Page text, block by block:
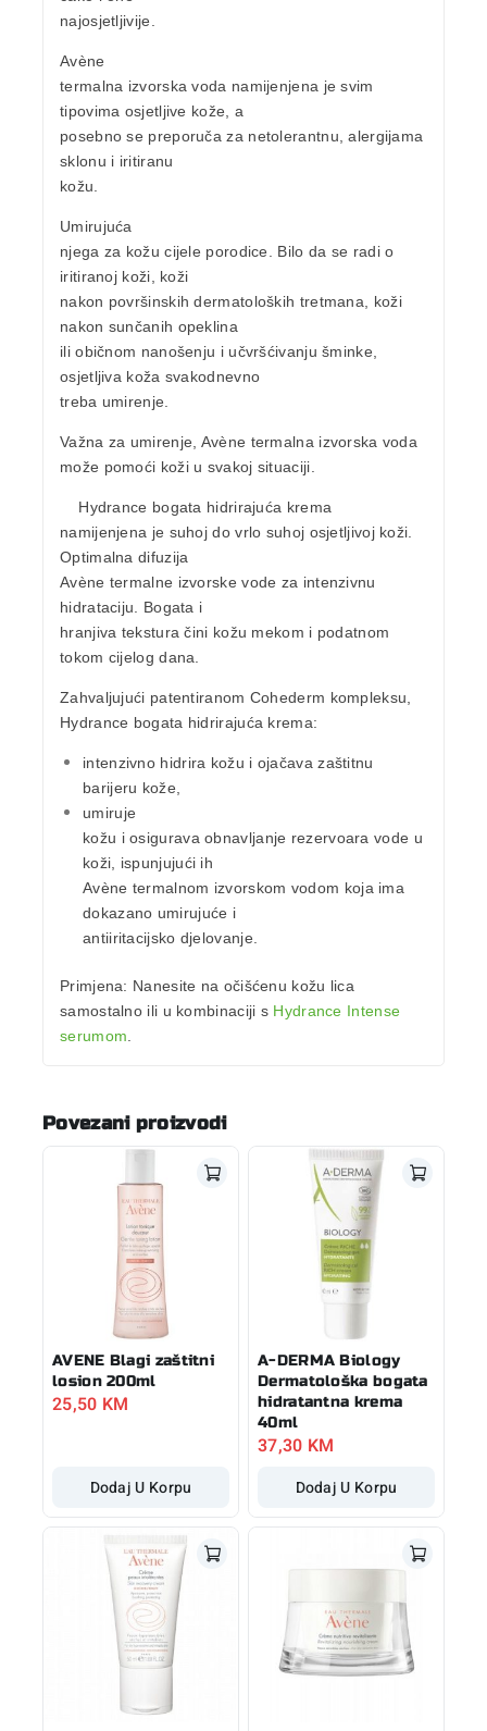
najosjetljivije.
Avène
termalna izvorska voda namijenjena je svim
tipovima osjetljive kože, a
posebno se preporuča za netolerantnu, alergijama
sklonu i iritiranu
kožu.
Umirujuća
njega za kožu cijele porodice. Bilo da se radi o
iritiranoj koži, koži
nakon površinskih dermatoloških tretmana, koži
nakon sunčanih opeklina
ili običnom nanošenju i učvršćivanju šminke,
osjetljiva koža svakodnevno
treba umirenje.
Važna za umirenje, Avène termalna izvorska voda
može pomoći koži u svakoj situaciji.
Hydrance bogata hidrirajuća krema
namijenjena je suhoj do vrlo suhoj osjetljivoj koži.
Optimalna difuzija
Avène termalne izvorske vode za intenzivnu
hidrataciju. Bogata i
hranjiva tekstura čini kožu mekom i podatnom
tokom cijelog dana.
Zahvaljujući patentiranom Cohederm kompleksu,
Hydrance bogata hidrirajuća krema:
intenzivno hidrira kožu i ojačava zaštitnu
barijeru kože,
umiruje
kožu i osigurava obnavljanje rezervoara vode u
koži, ispunjujući ih
Avène termalnom izvorskom vodom koja ima
dokazano umirujuće i
antiiritacijsko djelovanje.
Primjena: Nanesite na očišćenu kožu lica
samostalno ili u kombinaciji s Hydrance Intense
serumom
Povezani proizvodi
AVENE Blagi zaštitni
losion 200ml
25,50 KM
Dodaj U Korpu
A-DERMA Biology
Dermatološka bogata
hidratantna krema
40ml
37,30 KM
Dodaj U Korpu